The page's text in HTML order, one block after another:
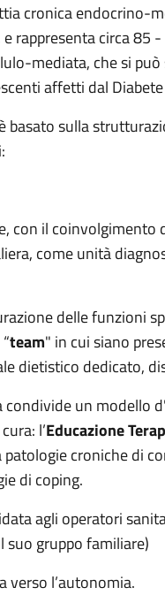
cronica endocrino-
rappresenta circa 85
mediata, che si
affetti dal
basato sulla
con il coinvolgimento
come unità
delle funzioni
team" in cui siano
dietistico dedicato,
un modello
l’Educazione
croniche di
di coping.
agli operatori
suo gruppo familiare)
verso l’autonomia.